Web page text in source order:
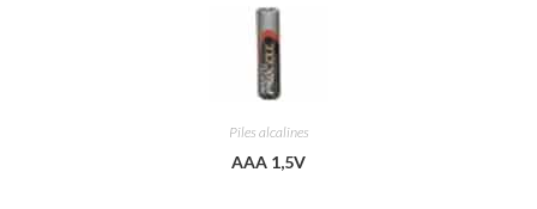
Piles alcalines
AAA 1,5V